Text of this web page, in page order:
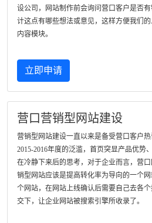
设公司，网站制作前会询问营口客户是否
计这点有哪些想法或意见，这样方便我们
内容模块。
立即申请
营口营销型网站建设
营销型网站建设一直以来是备受营口客户
2015-2016年度的泛滥，首页突显产品优势
在冷静下来后的思考，对于企业而言，营
销型网站应该是提高转化率为导向的一个
个网站，在网站上线确认后需要自己去各
交下，让企业网站被搜索引擎所收录了。